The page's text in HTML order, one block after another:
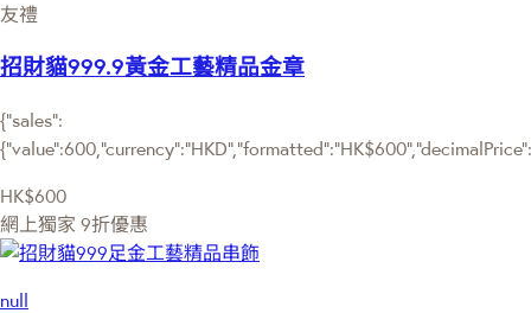
友禮
招財貓999.9黃金工藝精品金章
{"sales":
HK$600
網上獨家 9折優惠
null